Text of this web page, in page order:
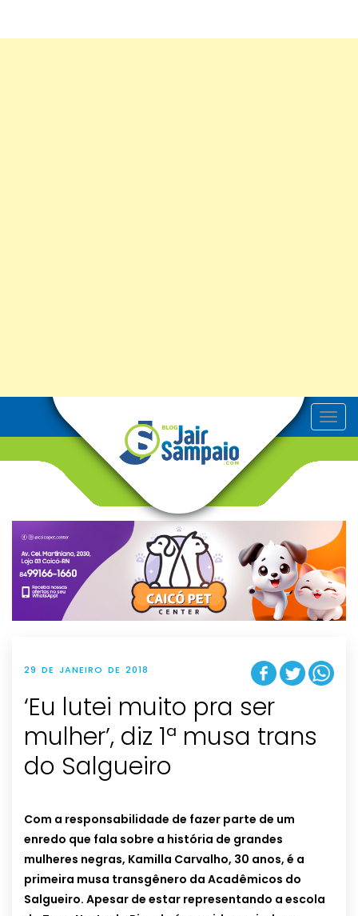
T
o
v
g
t
i
o
n
29 DE JANEIRO DE 2018
‘Eu lutei muito pra ser
mulher’, diz 1ª musa trans
do Salgueiro
Com a responsabilidade de fazer parte de um
enredo que fala sobre a história de grandes
mulheres negras, Kamilla Carvalho, 30 anos, é a
primeira musa transgênero da Acadêmicos do
Salgueiro. Apesar de estar representando a escola